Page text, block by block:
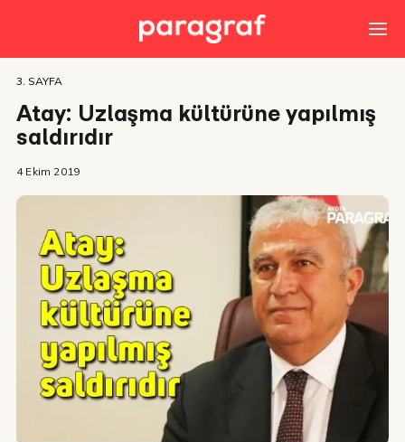
3. SAYFA
Atay: Uzlaşma kültürüne yapılmış
saldırıdır
4 Ekim 2019